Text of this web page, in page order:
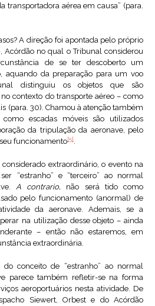
transportadora aérea em causa” (para.
A direção foi apontada pelo próprio
, Acórdão no qual o Tribunal considerou
de se ter descoberto um
aquando da preparação para um voo
distinguiu os objetos que são
contexto do transporte aéreo – como
(para. 30). Chamou à atenção também
escadas móveis são utilizados
da tripulação da aeronave, pelo
funcionamento[5].
extraordinário, o evento na
“estranho” e “terceiro” ao normal
A contrario, não será tido como
pelo funcionamento (anormal) de
da aeronave. Ademais, se a
na utilização desse objeto – ainda
– então não estaremos, em
extraordinária.
do conceito de “estranho” ao normal
parece também refletir-se na forma
aeroportuários nesta atividade. De
Siewert, Orbest e do Acórdão